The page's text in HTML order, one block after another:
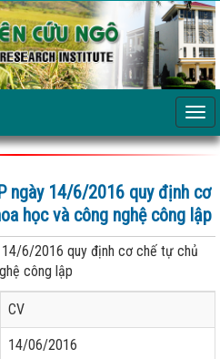
ngày 14/6/2016 quy định cơ
học và công nghệ công lập
6/2016 quy định cơ chế tự chủ
công lập
CV
14/06/2016